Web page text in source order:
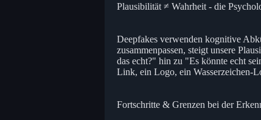
Plausibilität ≠ Wahrheit - die
Deepfakes verwenden kognitive
zusammenpassen, steigt unsere
das echt?" hin zu "Es könnte echt
Link, ein Logo, ein Wasserzeichen-
Fortschritte & Grenzen bei der